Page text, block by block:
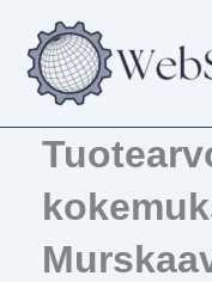
sisältöön